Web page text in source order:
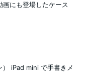
にも登場したケース
iPad mini で手書きメ